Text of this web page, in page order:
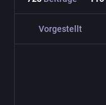
Vorgestellt